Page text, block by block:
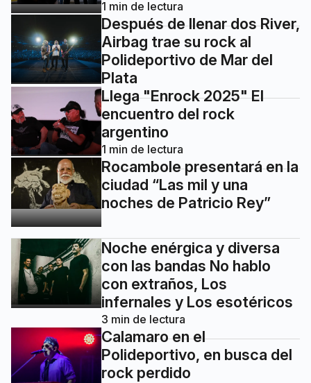
1 min de lectura
Después de llenar dos River,
Airbag trae su rock al
Polideportivo de Mar del
Plata
Llega "Enrock 2025" El
encuentro del rock
argentino
1 min de lectura
Rocambole presentará en la
ciudad “Las mil y una
noches de Patricio Rey”
Noche enérgica y diversa
con las bandas No hablo
con extraños, Los
infernales y Los esotéricos
3 min de lectura
Calamaro en el
Polideportivo, en busca del
rock perdido